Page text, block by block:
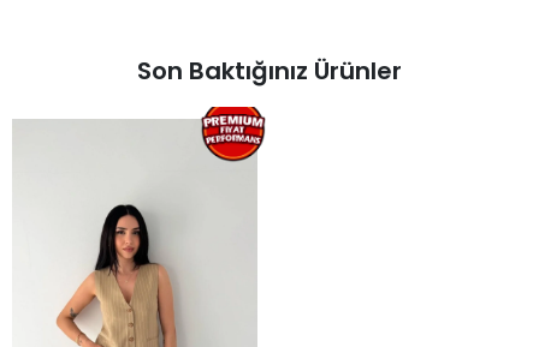
Son Baktığınız Ürünler